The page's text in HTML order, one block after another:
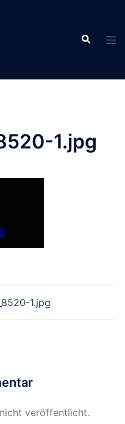
Suche
1.jpg
1.jpg
veröffentlicht.